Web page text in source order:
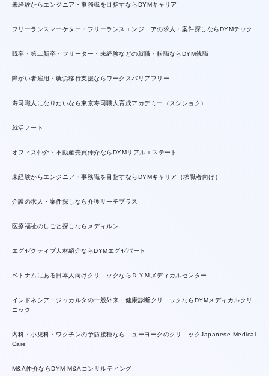
未経験からエンジニア・事務職を目指すならDYMキャリア
フリーランスマーケター・フリーランスエンジニアの求人・案件探しならDYMテック
既卒・第二新卒・フリーター・未経験などの就職・転職ならDYM就職
障がい者雇用・就労移行支援ならワークスバリアフリー
寿司職人になりたいなら東京寿司職人育成アカデミー（スシショク）
就活ノート
オフィス仲介・不動産売買仲介ならDYMリアルエステート
未経験からエンジニア・事務職を目指すならDYMキャリア（求職者向け）
介護の求人・案件探しなら介護サーチプラス
医療福祉のしごと探しならメディルン
エグゼクティブ人材紹介ならDYMエグゼパート
ベトナムにある日本人向けクリニックならＤＹＭメディカルセンター
インドネシア・ジャカルタの一般外来・健康診断クリニックならDYMメディカルクリ
ニック
内科・小児科・ワクチンの予防接種ならニューヨークのクリニックJapanese Medical
Care
M&A仲介ならDYM M&Aコンサルティング